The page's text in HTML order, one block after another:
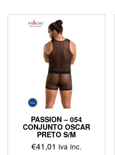
has
multiple
variants.
The
options
may
be
chosen
on
the
product
page
PASSION – 054
CONJUNTO OSCAR
PRETO S/M
€41,01 Iva Inc.